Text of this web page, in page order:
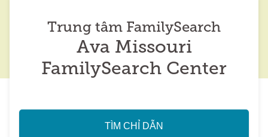
Trung tâm FamilySearch
Ava Missouri
FamilySearch Center
TÌM CHỈ DẪN